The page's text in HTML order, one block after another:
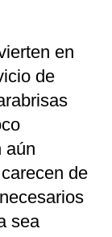
en
de
aún
de
sea